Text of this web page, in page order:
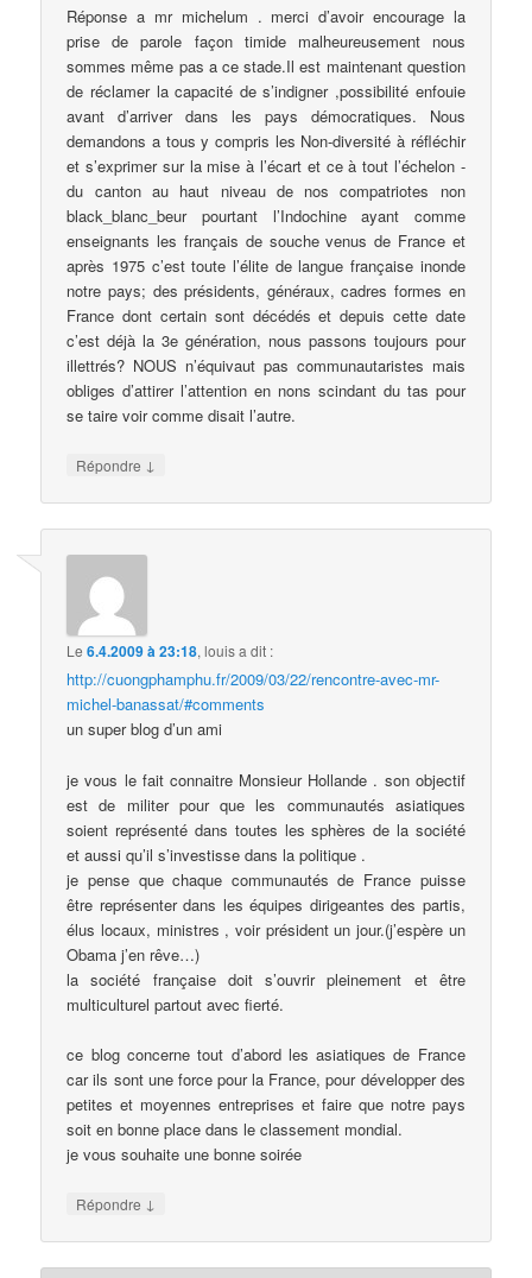
Réponse a mr michelum . merci d’avoir encourage la
prise de parole façon timide malheureusement nous
sommes même pas a ce stade.Il est maintenant question
de réclamer la capacité de s’indigner ,possibilité enfouie
avant d’arriver dans les pays démocratiques. Nous
demandons a tous y compris les Non-diversité à réfléchir
et s’exprimer sur la mise à l’écart et ce à tout l’échelon -
du canton au haut niveau de nos compatriotes non
black_blanc_beur pourtant l’Indochine ayant comme
enseignants les français de souche venus de France et
après 1975 c’est toute l’élite de langue française inonde
notre pays; des présidents, généraux, cadres formes en
France dont certain sont décédés et depuis cette date
c’est déjà la 3e génération, nous passons toujours pour
illettrés? NOUS n’équivaut pas communautaristes mais
obliges d’attirer l’attention en nons scindant du tas pour
se taire voir comme disait l’autre.
Répondre ↓
Le6.4.2009 à 23:18,louisa dit :
http://cuongphamphu.fr/2009/03/22/rencontre-avec-mr-
michel-banassat/#comments
un super blog d’un ami
je vous le fait connaitre Monsieur Hollande . son objectif
est de militer pour que les communautés asiatiques
soient représenté dans toutes les sphères de la société
et aussi qu’il s’investisse dans la politique .
je pense que chaque communautés de France puisse
être représenter dans les équipes dirigeantes des partis,
élus locaux, ministres , voir président un jour.(j’espère un
Obama j’en rêve…)
la société française doit s’ouvrir pleinement et être
multiculturel partout avec fierté.
ce blog concerne tout d’abord les asiatiques de France
car ils sont une force pour la France, pour développer des
petites et moyennes entreprises et faire que notre pays
soit en bonne place dans le classement mondial.
je vous souhaite une bonne soirée
Répondre ↓